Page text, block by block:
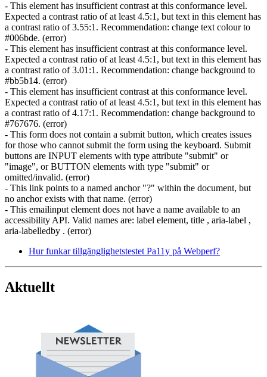
- This element has insufficient contrast at this conformance level.
Expected a contrast ratio of at least 4.5:1, but text in this element has
a contrast ratio of 3.55:1. Recommendation: change text colour to
#006bde. (error)
- This element has insufficient contrast at this conformance level.
Expected a contrast ratio of at least 4.5:1, but text in this element has
a contrast ratio of 3.01:1. Recommendation: change background to
#bb5b14. (error)
- This element has insufficient contrast at this conformance level.
Expected a contrast ratio of at least 4.5:1, but text in this element has
a contrast ratio of 4.17:1. Recommendation: change background to
#767676. (error)
- This form does not contain a submit button, which creates issues
for those who cannot submit the form using the keyboard. Submit
buttons are INPUT elements with type attribute "submit" or
"image", or BUTTON elements with type "submit" or
omitted/invalid. (error)
- This link points to a named anchor "?" within the document, but
no anchor exists with that name. (error)
- This emailinput element does not have a name available to an
accessibility API. Valid names are: label element, title , aria-label ,
aria-labelledby . (error)
Hur funkar tillgänglighetstestet Pa11y på Webperf?
Aktuellt